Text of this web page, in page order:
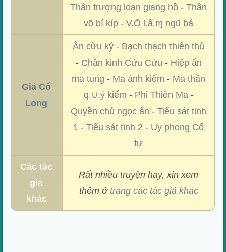
Thần trượng loạn giang hồ -Thần
võ bí kíp -V.Õ l.â.ɱ ngũ bá
Giả Cổ
Long
Ân cừu ký - Bạch thạch thiên thủ
- Chân kinh Cửu Cửu - Hiệp ẩn
ma tung - Ma ảnh kiếm - Ma thần
q.∪.ỷ kiếm - Phi Thiên Ma-
Quyền chủ ngọc ấn -Tiểu sát tinh
1 -Tiểu sát tinh 2 - Uy phong Cổ
tự
Các tác
giả
khác
Rất nhiều truyện hay, xin xem
thêm ở trang các tác giả khác